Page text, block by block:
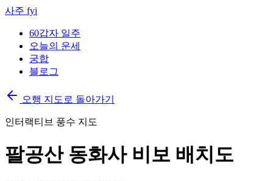
사주 fyi
60갑자 일주
오늘의 운세
궁합
블로그
오행 지도로 돌아가기
인터랙티브 풍수 지도
팔공산 동화사 비보 배치도